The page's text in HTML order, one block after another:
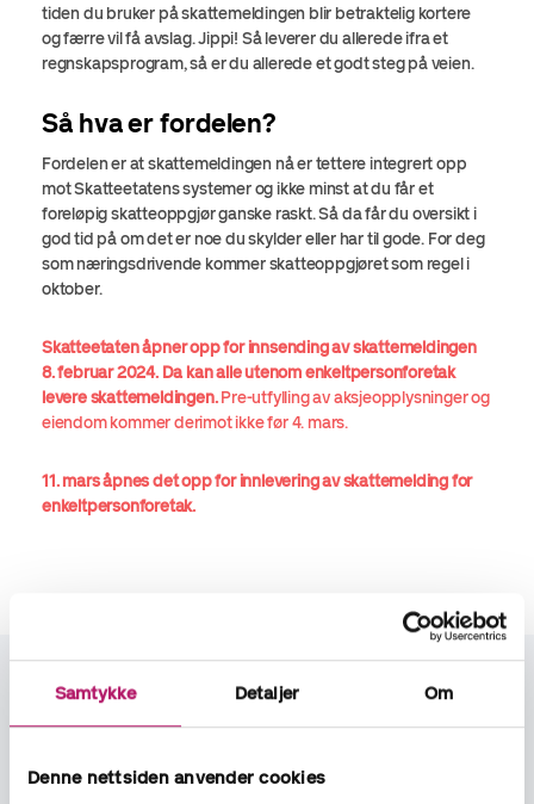
Samtykke Detaljer Om
Denne nettsiden anvender cookies
tiden du bruker på skattemeldingen blir betraktelig kortere
og færre vil få avslag. Jippi! Så leverer du allerede ifra et
regnskapsprogram, så er du allerede et godt steg på veien.
Så hva er fordelen?
Fordelen er at skattemeldingen nå er tettere integrert opp
mot Skatteetatens systemer og ikke minst at du får et
foreløpig skatteoppgjør ganske raskt. Så da får du oversikt i
god tid på om det er noe du skylder eller har til gode. For deg
som næringsdrivende kommer skatteoppgjøret som regel i
oktober.
Skatteetaten åpner opp for innsending av skattemeldingen
8. februar 2024. Da kan alle utenom enkeltpersonforetak
levere skattemeldingen.Pre-utfylling av aksjeopplysninger og
eiendom kommer derimot ikke før 4. mars.
11. mars åpnes det opp for innlevering av skattemelding for
enkeltpersonforetak.
årsoppgjøret? Ta kontakt!